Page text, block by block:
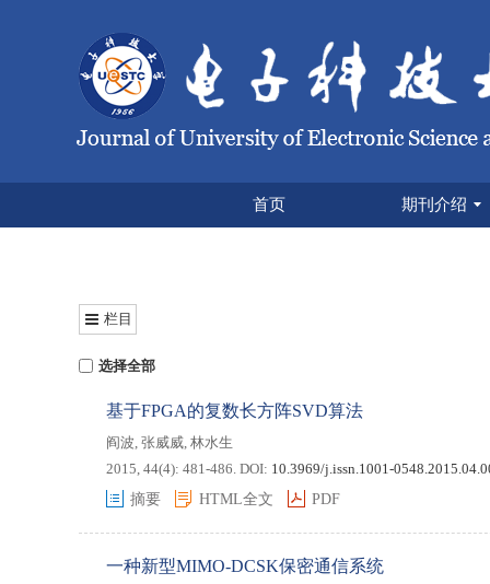
首页 期刊介绍
栏目
选择全部
基于FPGA的复数长方阵SVD算法
阎波, 张威威, 林水生
2015, 44(4): 481-486. DOI: 10.3969/j.issn.1001-
摘要
HTML全文 PDF
一种新型MIMO-DCSK保密通信系统